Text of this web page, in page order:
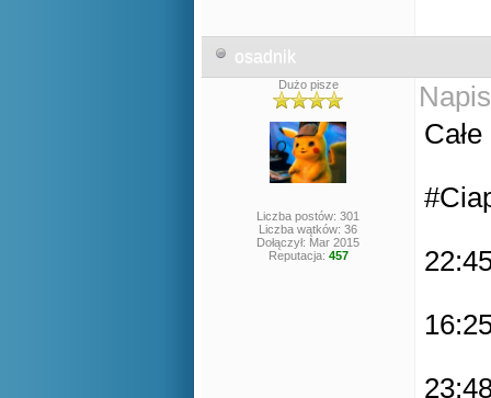
osadnik
Dużo pisze
Liczba postów: 301
Liczba wątków: 36
Dołączył: Mar 2015
Reputacja: 457